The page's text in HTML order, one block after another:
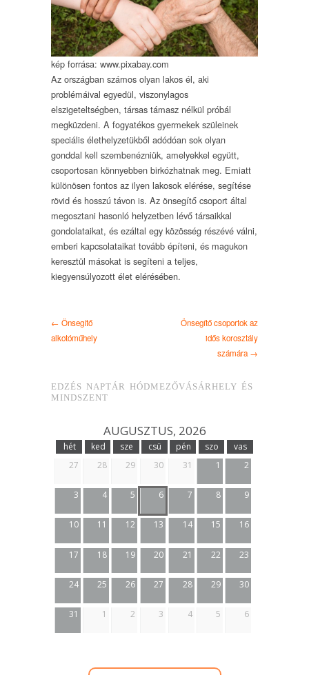
kép forrása: www.pixabay.com
Az országban számos olyan lakos él, aki
problémáival egyedül, viszonylagos
elszigeteltségben, társas támasz nélkül próbál
megküzdeni. A fogyatékos gyermekek szüleinek
speciális élethelyzetükből adódóan sok olyan
gonddal kell szembenézniük, amelyekkel együtt,
csoportosan könnyebben birkózhatnak meg. Emiatt
különösen fontos az ilyen lakosok elérése, segítése
rövid és hosszú távon is. Az önsegítő csoport által
megosztani hasonló helyzetben lévő társaikkal
gondolataikat, és ezáltal egy közösség részévé válni,
emberi kapcsolataikat tovább építeni, és magukon
keresztül másokat is segíteni a teljes,
kiegyensúlyozott élet elérésében.
← Önsegítő
alkotóműhely
Önsegítő csoportok az
idős korosztály
számára →
EDZÉS NAPTÁR HÓDMEZŐVÁSÁRHELY ÉS
MINDSZENT
AUGUSZTUS, 2026
hét ked sze csü pén szo
vas
27
28 29 30 31 1 2
3 4 5 6 7 8 9
10 11 12 13 14 15 16
17 18 19 20 21 22 23
24 25 26 27 28 29 30
31 1 2 3 4 5 6